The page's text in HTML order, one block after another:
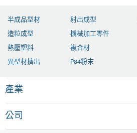
半成品型材
造粒成型
熱壓塑料
異型材擠出
射出成型
機械加工零件
複合材
P84粉末
產業
公司